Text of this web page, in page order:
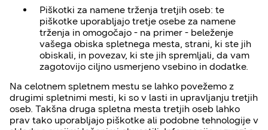
Piškotki za namene trženja tretjih oseb: te
piškotke uporabljajo tretje osebe za namene
trženja in omogočajo - na primer - beleženje
vašega obiska spletnega mesta, strani, ki ste jih
obiskali, in povezav, ki ste jih spremljali, da vam
zagotovijo ciljno usmerjeno vsebino in dodatke.
Na celotnem spletnem mestu se lahko povežemo z
drugimi spletnimi mesti, ki so v lasti in upravljanju tretjih
oseb. Takšna druga spletna mesta tretjih oseb lahko
prav tako uporabljajo piškotke ali podobne tehnologije v